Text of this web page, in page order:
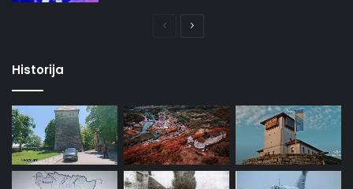
PrethodnaNaredna
Historija